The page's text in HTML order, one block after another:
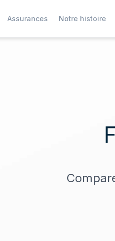
Assurances Notre histoire